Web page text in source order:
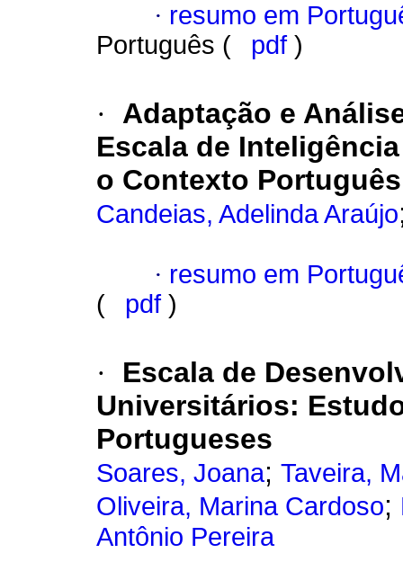
· resumo em
Português (
pdf )
·
Adaptação e
Escala de
o Contexto Português
Candeias, Adelinda Araújo
· resumo em
(
pdf )
·
Escala de
Universitários:
Portugueses
Soares, Joana; Taveira,
Oliveira, Marina Cardoso;
Antônio Pereira